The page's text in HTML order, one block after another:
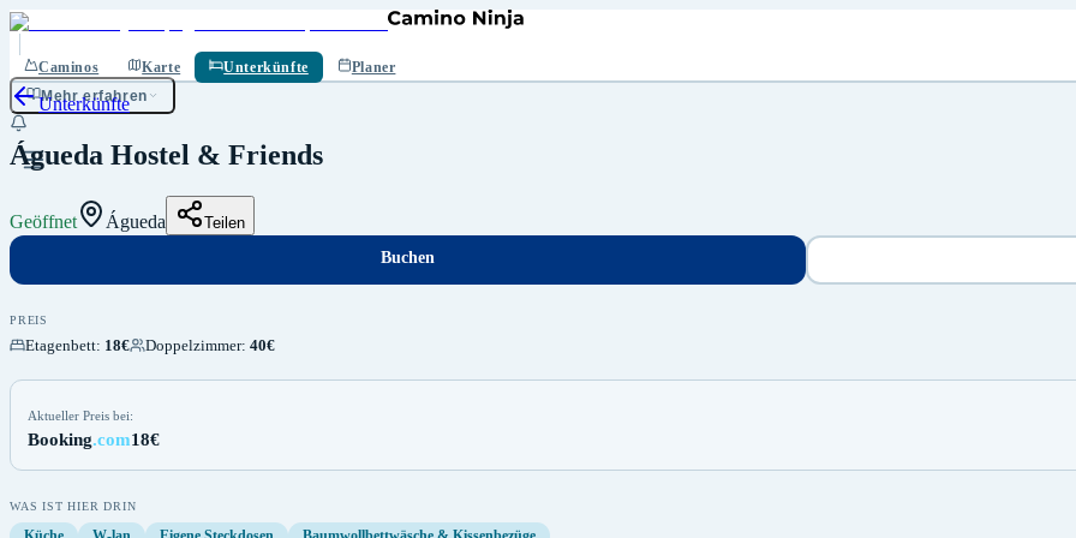
Caminos Karte Unterkünfte
Planer
Mehr erfahren
Unterkünfte
Águeda Hostel & Friends
Geöffnet Águeda Teilen
Buchen Speichern
Buchen
PREIS
Etagenbett: 18€ Doppelzimmer: 40€
Aktueller Preis bei:
Booking.com18€
WAS IST HIER DRIN